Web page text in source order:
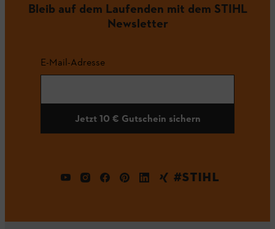
Bleib auf dem Laufenden mit dem STIHL
Newsletter
E-Mail-Adresse
Jetzt 10 € Gutschein sichern
#STIHL